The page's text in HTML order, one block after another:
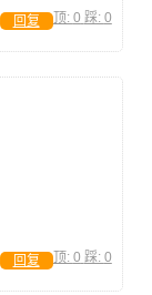
顶: 0 踩: 0
回复
顶: 0 踩: 0
回复